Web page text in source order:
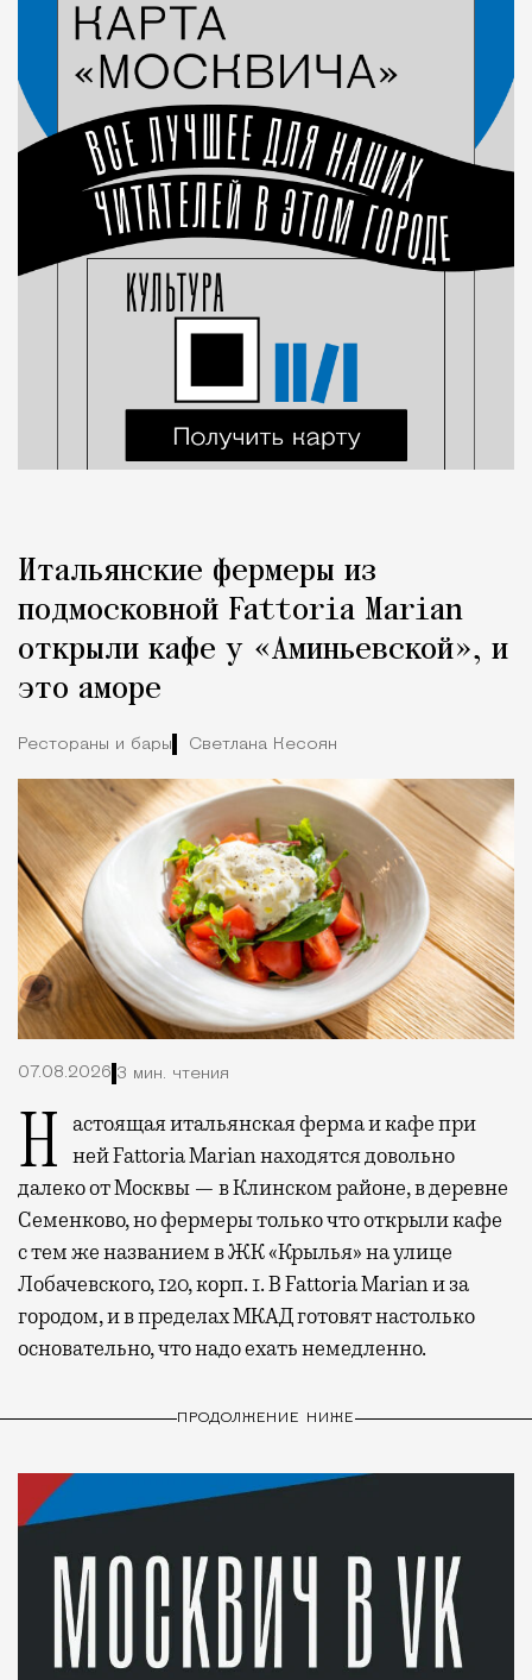
Итальянские фермеры из
подмосковной Fattoria Marian
открыли кафе у «Аминьевской», и
это аморе
Рестораны и бары Светлана Кесоян
07.08.2026 3 мин. чтения
Настоящая итальянская ферма и кафе при ней Fattoria Marian находятся довольно
далеко от Москвы — в Клинском районе, в деревне
Семенково, но фермеры только что открыли кафе
с тем же названием в ЖК «Крылья» на улице
Лобачевского, 120, корп. 1. В Fattoria Marian и за
городом, и в пределах МКАД готовят настолько
основательно, что надо ехать немедленно.
ПРОДОЛЖЕНИЕ НИЖЕ